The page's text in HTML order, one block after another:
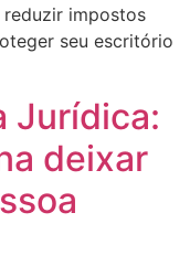
impostos
seu escritório
Jurídica:
deixar